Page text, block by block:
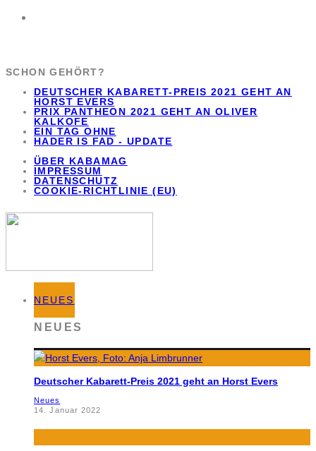
SCHON GEHÖRT?
DEUTSCHER KABARETT-PREIS 2021 GEHT AN
HORST EVERS
PRIX PANTHEON 2021 GEHT AN OLIVER
KALKOFE
EIN TAG OHNE
HADER IS FAD - UPDATE
ÜBER KABAMAG
IMPRESSUM
DATENSCHUTZ
COOKIE-RICHTLINIE (EU)
NEUES
NEUES
Deutscher Kabarett-Preis 2021 geht an Horst Evers
Neues
14. Januar 2022